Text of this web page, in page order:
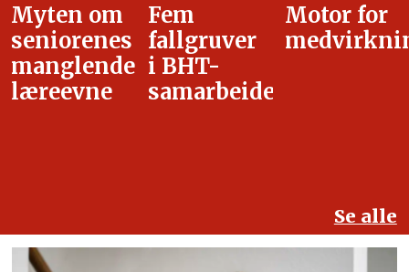
Fem
fallgruver
i BHT-
samarbeidet
Motor for
medvirkning
i
Se alle